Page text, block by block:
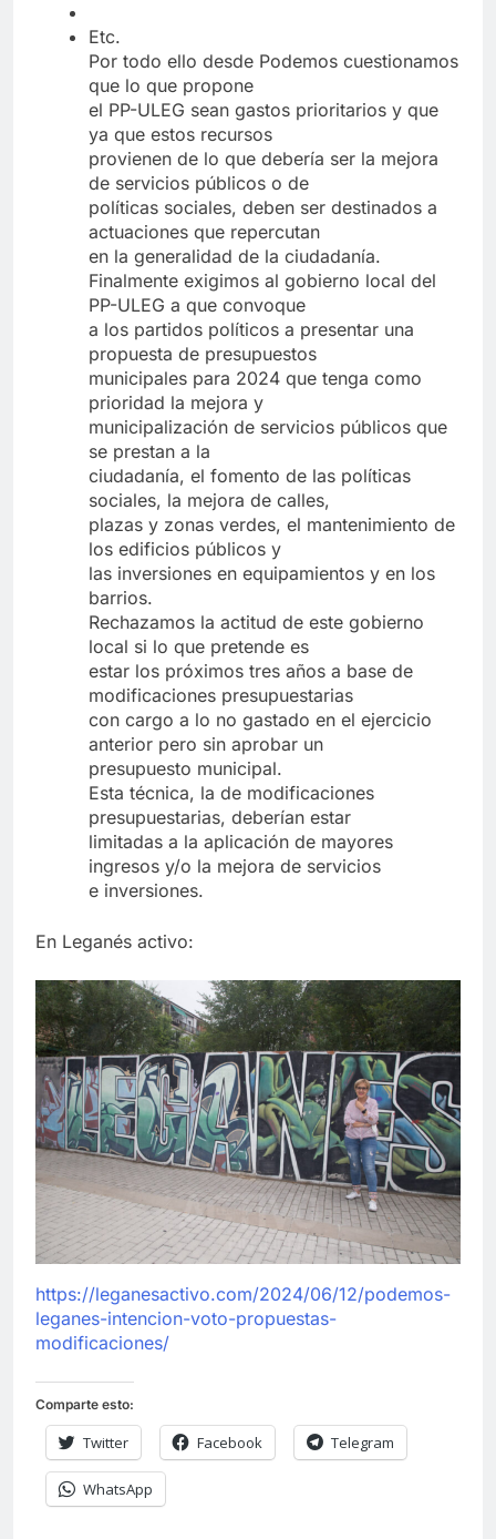
Etc.
Por todo ello desde Podemos cuestionamos
que lo que propone
el PP-ULEG sean gastos prioritarios y que
ya que estos recursos
provienen de lo que debería ser la mejora
de servicios públicos o de
políticas sociales, deben ser destinados a
actuaciones que repercutan
en la generalidad de la ciudadanía.
Finalmente exigimos al gobierno local del
PP-ULEG a que convoque
a los partidos políticos a presentar una
propuesta de presupuestos
municipales para 2024 que tenga como
prioridad la mejora y
municipalización de servicios públicos que
se prestan a la
ciudadanía, el fomento de las políticas
sociales, la mejora de calles,
plazas y zonas verdes, el mantenimiento de
los edificios públicos y
las inversiones en equipamientos y en los
barrios.
Rechazamos la actitud de este gobierno
local si lo que pretende es
estar los próximos tres años a base de
modificaciones presupuestarias
con cargo a lo no gastado en el ejercicio
anterior pero sin aprobar un
presupuesto municipal.
Esta técnica, la de modificaciones
presupuestarias, deberían estar
limitadas a la aplicación de mayores
ingresos y/o la mejora de servicios
e inversiones.
En Leganés activo:
https://leganesactivo.com/2024/06/12/podemos-
leganes-intencion-voto-propuestas-
modificaciones/
Comparte esto:
Twitter Facebook Telegram
WhatsApp